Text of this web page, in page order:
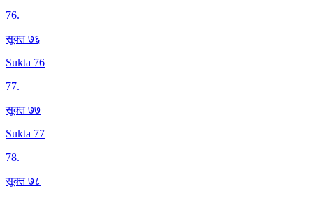
76.
सूक्त ७६
Sukta 76
77.
सूक्त ७७
Sukta 77
78.
सूक्त ७८